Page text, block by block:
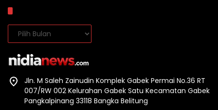
Arsip
Jln. M Saleh Zainudin Komplek Gabek Permai No.36 RT
007/RW 002 Kelurahan Gabek Satu Kecamatan Gabek
Pangkalpinang 33118 Bangka Belitung